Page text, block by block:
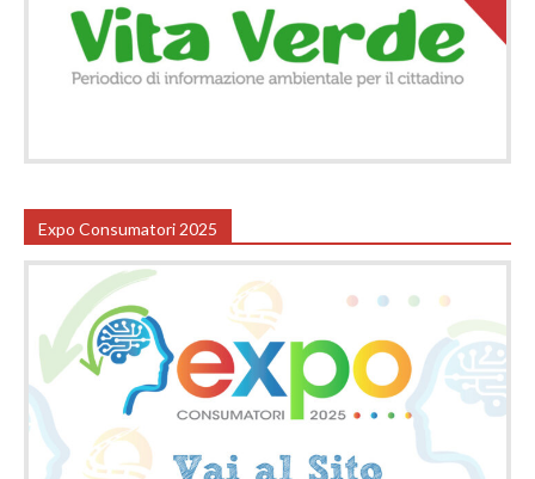
Expo Consumatori 2025